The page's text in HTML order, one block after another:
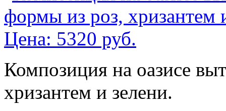
Композиция на оазисе
хризантем и зелени.